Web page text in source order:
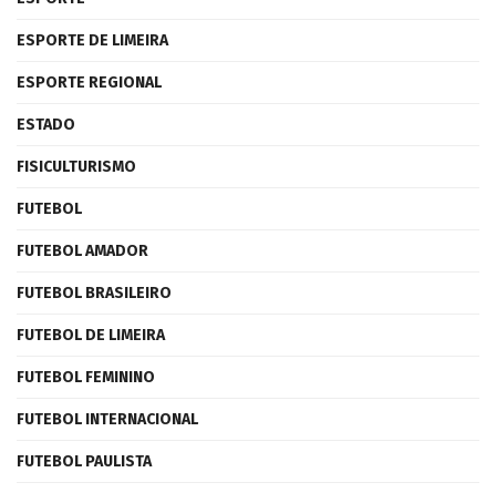
ESPORTE DE LIMEIRA
ESPORTE REGIONAL
ESTADO
FISICULTURISMO
FUTEBOL
FUTEBOL AMADOR
FUTEBOL BRASILEIRO
FUTEBOL DE LIMEIRA
FUTEBOL FEMININO
FUTEBOL INTERNACIONAL
FUTEBOL PAULISTA